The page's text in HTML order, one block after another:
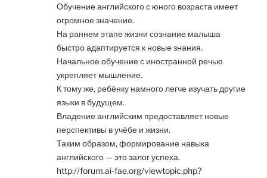
Обучение английского с юного возраста имеет
огромное значение.
На раннем этапе жизни сознание малыша
быстро адаптируется к новые знания.
Начальное обучение с иностранной речью
укрепляет мышление.
К тому же, ребёнку намного легче изучать другие
языки в будущем.
Владение английским предоставляет новые
перспективы в учёбе и жизни.
Таким образом, формирование навыка
английского — это залог успеха.
http://forum.ai-fae.org/viewtopic.php?